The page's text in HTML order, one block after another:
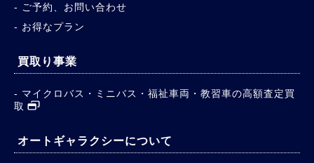
ご予約、お問い合わせ
お得なプラン
買取り事業
マイクロバス・ミニバス・福祉車両・教習車の高額査定買
取
オートギャラクシーについて